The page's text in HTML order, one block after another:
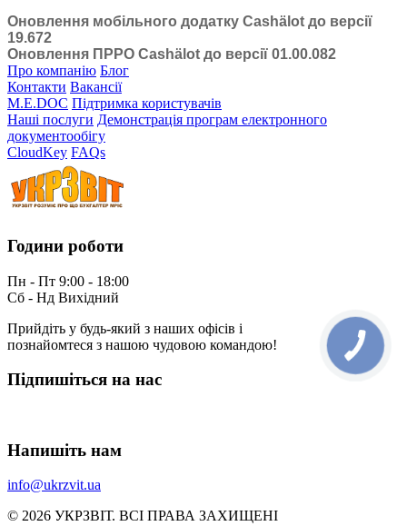
Оновлення мобільного додатку Cashӓlot до версії
19.672
Оновлення ПРРО Cashӓlot до версії 01.00.082
Про компанію Блог
Контакти Вакансії
M.E.DOC Підтримка користувачів
Наші послуги Демонстрація програм електронного
документообігу
CloudKey FAQs
Години роботи
Пн - Пт 9:00 - 18:00
Сб - Нд Вихідний
Прийдіть у будь-який з наших офісів і
познайомтеся з нашою чудовою командою!
Підпишіться на нас
Напишіть нам
info@ukrzvit.ua
© 2026 УКРЗВIТ. ВСI ПРАВА ЗАХИЩЕНI
КНОПКА
ЗВ'ЯЗКУ